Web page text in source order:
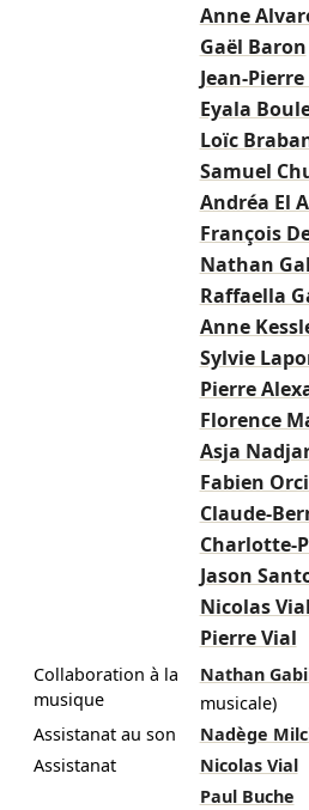
Anne
Gaël Baron
Jean-
Eyala
Loïc
Samuel
Andréa El
François
Nathan
Raffaella
Anne
Sylvie
Pierre
Florence
Asja
Fabien
Claude-
Charlotte-
Jason
Nicolas Vial
Pierre Vial
Collaboration à la
musique
Nathan
musicale)
Assistanat au son
Nadège
Assistanat
Nicolas Vial
Paul Buche